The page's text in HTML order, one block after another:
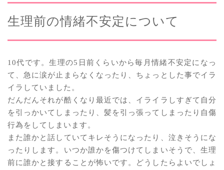
生理前の情緒不安定について
10代です。生理の5日前くらいから毎月情緒不安定になっ
て、急に涙が止まらなくなったり、ちょっとした事でイラ
イラしていました。
だんだんそれが酷くなり最近では、イライラしすぎて自分
を引っかいてしまったり、髪を引っ張ってしまったり自傷
行為をしてしまいます。
また誰かと話していてキレそうになったり、泣きそうにな
ったりします。いつか誰かを傷つけてしまいそうで、生理
前に誰かと接することが怖いです。どうしたらよいでしょ